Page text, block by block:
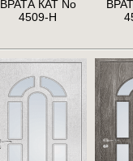
ВРАТА КАТ No
4509-H